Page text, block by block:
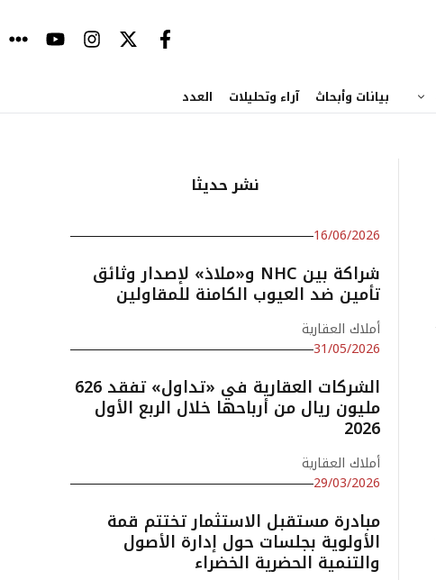
بيانات وأبحاث آراء وتحليلات العدد
نشر حديثا
16/06/2026
شراكة بين NHC و«ملاذ» لإصدار وثائق
تأمين ضد العيوب الكامنة للمقاولين
أملاك العقارية
31/05/2026
الشركات العقارية في «تداول» تفقد 626
مليون ريال من أرباحها خلال الربع الأول
2026
أملاك العقارية
29/03/2026
مبادرة مستقبل الاستثمار تختتم قمة
الأولوية بجلسات حول إدارة الأصول
والتنمية الحضرية الخضراء